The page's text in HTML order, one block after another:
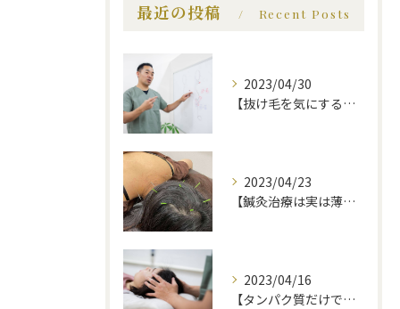
最近の投稿 Recent Posts
2023/04/30
【抜け毛を気にする前に、知っておいてほしい事】福岡市で薄毛治療｜福岡薄毛専門鍼灸センター
2023/04/23
【鍼灸治療は実は薄毛に効果的】福岡市で薄毛治療｜福岡薄毛専門鍼灸センター
2023/04/16
【タンパク質だけでは不十分！？薄毛にいい食べ物】福岡市で薄毛治療｜福岡薄毛専門鍼灸センター